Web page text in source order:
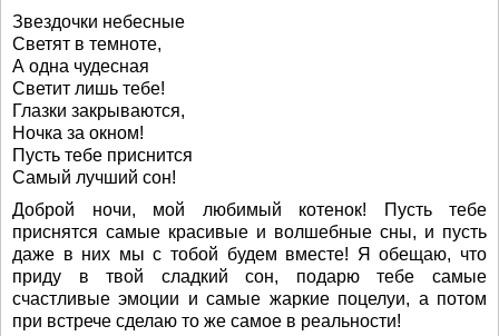
Звездочки небесные
Светят в темноте,
А одна чудесная
Светит лишь тебе!
Глазки закрываются,
Ночка за окном!
Пусть тебе приснится
Самый лучший сон!
Доброй ночи, мой любимый котенок! Пусть тебе
приснятся самые красивые и волшебные сны, и пусть
даже в них мы с тобой будем вместе! Я обещаю, что
приду в твой сладкий сон, подарю тебе самые
счастливые эмоции и самые жаркие поцелуи, а потом
при встрече сделаю то же самое в реальности!